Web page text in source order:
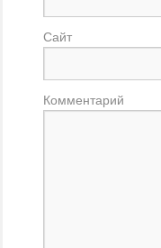
Сайт
Комментарий